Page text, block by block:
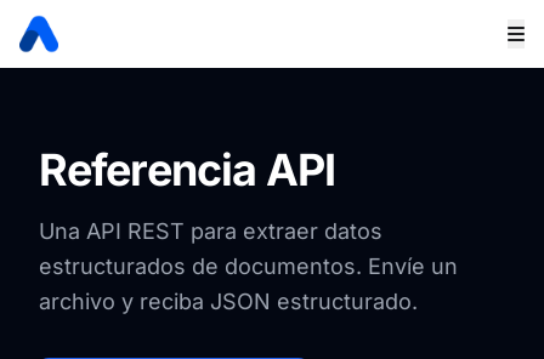
Referencia API
Una API REST para extraer datos
estructurados de documentos. Envíe un
archivo y reciba JSON estructurado.